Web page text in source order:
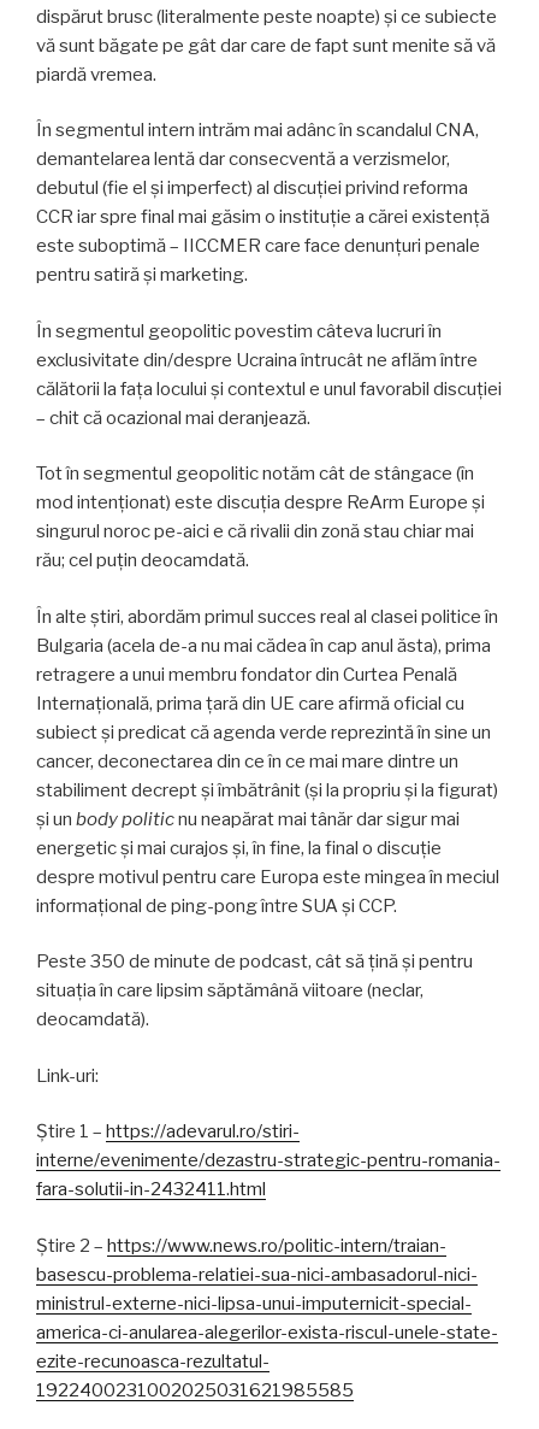
dispărut brusc (literalmente peste noapte) și ce subiecte
vă sunt băgate pe gât dar care de fapt sunt menite să vă
piardă vremea.
În segmentul intern intrăm mai adânc în scandalul CNA,
demantelarea lentă dar consecventă a verzismelor,
debutul (fie el și imperfect) al discuției privind reforma
CCR iar spre final mai găsim o instituție a cărei existență
este suboptimă – IICCMER care face denunțuri penale
pentru satiră și marketing.
În segmentul geopolitic povestim câteva lucruri în
exclusivitate din/despre Ucraina întrucât ne aflăm între
călătorii la fața locului și contextul e unul favorabil discuției
– chit că ocazional mai deranjează.
Tot în segmentul geopolitic notăm cât de stângace (în
mod intenționat) este discuția despre ReArm Europe și
singurul noroc pe-aici e că rivalii din zonă stau chiar mai
rău; cel puțin deocamdată.
În alte știri, abordăm primul succes real al clasei politice în
Bulgaria (acela de-a nu mai cădea în cap anul ăsta), prima
retragere a unui membru fondator din Curtea Penală
Internațională, prima țară din UE care afirmă oficial cu
subiect și predicat că agenda verde reprezintă în sine un
cancer, deconectarea din ce în ce mai mare dintre un
stabiliment decrept și îmbătrânit (și la propriu și la figurat)
și un body politicnu neapărat mai tânăr dar sigur mai
energetic și mai curajos și, în fine, la final o discuție
despre motivul pentru care Europa este mingea în meciul
informațional de ping-pong între SUA și CCP.
Peste 350 de minute de podcast, cât să țină și pentru
situația în care lipsim săptămână viitoare (neclar,
deocamdată).
Link-uri:
Știre 1 – https://adevarul.ro/stiri-
interne/evenimente/dezastru-strategic-pentru-romania-
fara-solutii-in-2432411.html
Știre 2 – https://www.news.ro/politic-intern/traian-
basescu-problema-relatiei-sua-nici-ambasadorul-nici-
ministrul-externe-nici-lipsa-unui-imputernicit-special-
america-ci-anularea-alegerilor-exista-riscul-unele-state-
ezite-recunoasca-rezultatul-
1922400231002025031621985585